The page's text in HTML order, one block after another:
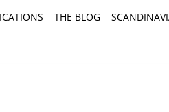
THE BLOG